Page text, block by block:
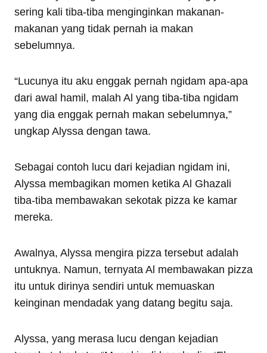
sering kali tiba-tiba menginginkan makanan-
makanan yang tidak pernah ia makan
sebelumnya.
“Lucunya itu aku enggak pernah ngidam apa-apa
dari awal hamil, malah Al yang tiba-tiba ngidam
yang dia enggak pernah makan sebelumnya,”
ungkap Alyssa dengan tawa.
Sebagai contoh lucu dari kejadian ngidam ini,
Alyssa membagikan momen ketika Al Ghazali
tiba-tiba membawakan sekotak pizza ke kamar
mereka.
Awalnya, Alyssa mengira pizza tersebut adalah
untuknya. Namun, ternyata Al membawakan pizza
itu untuk dirinya sendiri untuk memuaskan
keinginan mendadak yang datang begitu saja.
Alyssa, yang merasa lucu dengan kejadian